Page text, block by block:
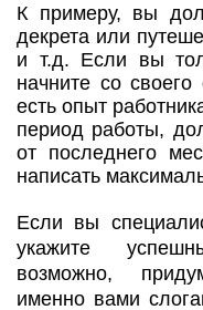
К примеру, вы
декрета или
и т.д. Если вы
начните со
есть опыт
период работы,
от последнего
написать
Если вы
укажите
возможно,
именно вами